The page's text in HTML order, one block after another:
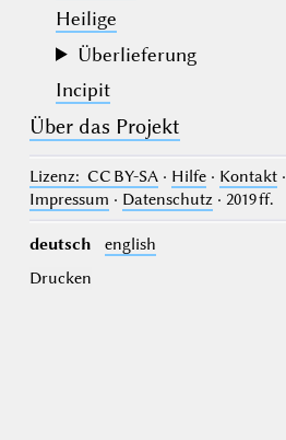
Heilige
Überlieferung
Incipit
Über das Projekt
Lizenz: CC BY-SA· Hilfe· Kontakt·
Impressum · Datenschutz· 2019 ff.
deutsch
english
Drucken